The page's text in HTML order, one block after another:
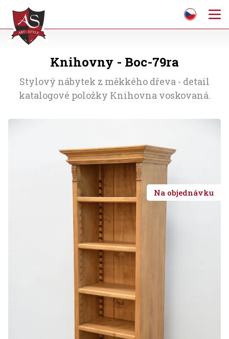
Knihovny - Boc-79ra
Stylový nábytek z měkkého dřeva - detail
katalogové položky Knihovna voskovaná.
Na objednávku